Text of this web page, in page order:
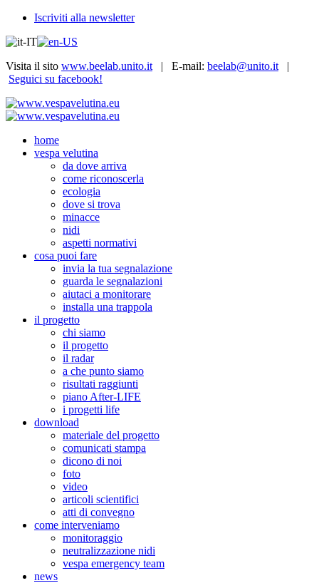
Iscriviti alla newsletter
Visita il sito www.beelab.unito.it | E-mail: beelab@unito.it |
Seguici su facebook!
home
vespa velutina
da dove arriva
come riconoscerla
ecologia
dove si trova
minacce
nidi
aspetti normativi
cosa puoi fare
invia la tua segnalazione
guarda le segnalazioni
aiutaci a monitorare
installa una trappola
il progetto
chi siamo
il progetto
il radar
a che punto siamo
risultati raggiunti
piano After-LIFE
i progetti life
download
materiale del progetto
comunicati stampa
dicono di noi
foto
video
articoli scientifici
atti di convegno
come interveniamo
monitoraggio
neutralizzazione nidi
vespa emergency team
news